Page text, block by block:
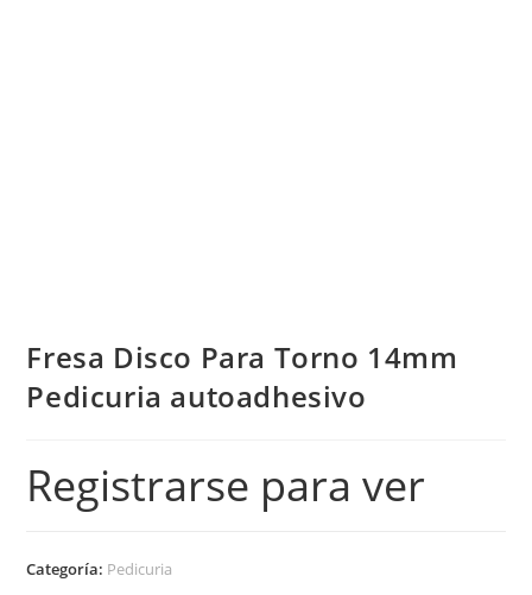
Fresa Disco Para Torno 14mm
Pedicuria autoadhesivo
Registrarse para ver
Categoría: Pedicuria